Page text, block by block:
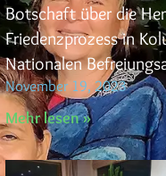
Botschaft über die
Friedenzprozess in
Nationalen
November 19, 2023
Mehr lesen »